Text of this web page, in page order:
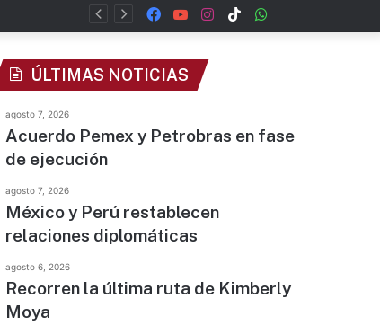
TikTok
Instagram
YouTube
Facebook
ÚLTIMAS NOTICIAS
agosto 7, 2026
Acuerdo Pemex y Petrobras en fase
de ejecución
agosto 7, 2026
México y Perú restablecen
relaciones diplomáticas
agosto 6, 2026
Recorren la última ruta de Kimberly
Moya